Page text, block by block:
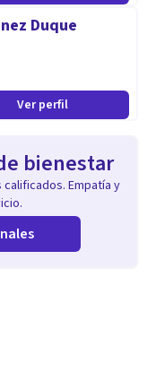
Duque
Ver perfil
bienestar
Empatía y